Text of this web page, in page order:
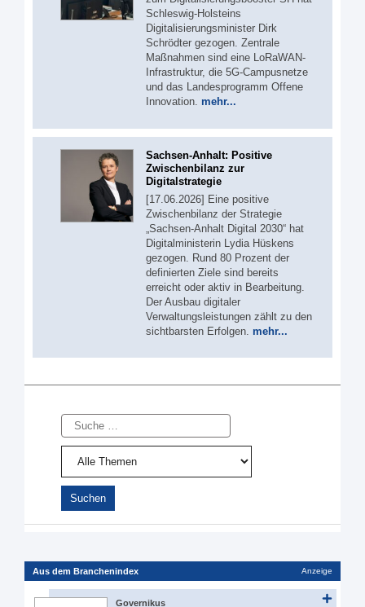
Schleswig-Holsteins
Digitalisierungsminister Dirk
Schrödter gezogen. Zentrale
Maßnahmen sind eine LoRaWAN-
Infrastruktur, die 5G-Campusnetze
und das Landesprogramm Offene
Innovation. mehr...
Sachsen-Anhalt: Positive
Zwischenbilanz zur
Digitalstrategie
[17.06.2026] Eine positive
Zwischenbilanz der Strategie
„Sachsen-Anhalt Digital 2030“ hat
Digitalministerin Lydia Hüskens
gezogen. Rund 80 Prozent der
definierten Ziele sind bereits
erreicht oder aktiv in Bearbeitung.
Der Ausbau digitaler
Verwaltungsleistungen zählt zu den
sichtbarsten Erfolgen. mehr...
Suche
Aus dem Branchenindex Anzeige
Governikus